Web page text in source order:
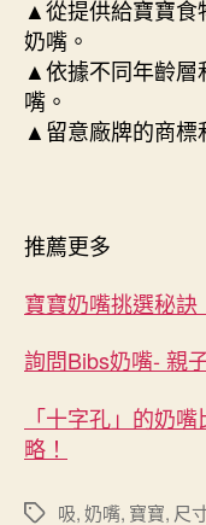
▲從提供給寶寶食
奶嘴。
▲依據不同年齡層
嘴。
▲留意廠牌的商標
推薦更多
寶寶奶嘴挑選秘
詢問Bibs奶嘴- 親
「十字孔」的奶
略！
標 吸,奶嘴, 寶寶, 尺